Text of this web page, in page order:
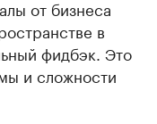
от бизнеса
в
фидбэк. Это
и сложности